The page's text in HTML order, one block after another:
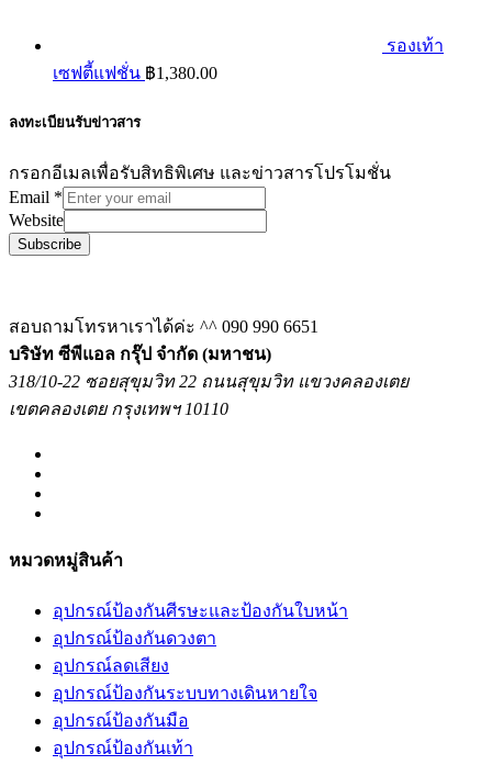
รองเท้า
เซฟตี้แฟชั่น ฿1,380.00
ลงทะเบียนรับข่าวสาร
กรอกอีเมลเพื่อรับสิทธิพิเศษ และข่าวสารโปรโมชั่น
Email *
Website
Subscribe
สอบถามโทรหาเราได้ค่ะ ^^ 090 990 6651
บริษัท ซีพีแอล กรุ๊ป จำกัด (มหาชน)
318/10-22 ซอยสุขุมวิท 22 ถนนสุขุมวิท แขวงคลองเตย
เขตคลองเตย กรุงเทพฯ 10110
หมวดหมู่สินค้า
อุปกรณ์ป้องกันศีรษะและป้องกันใบหน้า
อุปกรณ์ป้องกันดวงตา
อุปกรณ์ลดเสียง
อุปกรณ์ป้องกันระบบทางเดินหายใจ
อุปกรณ์ป้องกันมือ
อุปกรณ์ป้องกันเท้า